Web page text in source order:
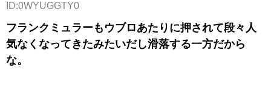
ID:0WYUGGTY0
フランクミュラーもウブロあたりに押されて段々人
気なくなってきたみたいだし滑落する一方だから
な。